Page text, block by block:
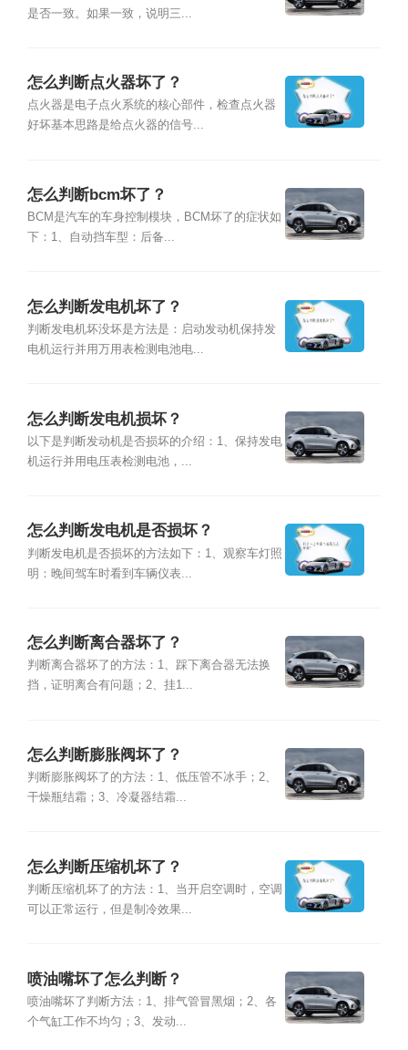
是否一致。如果一致，说明三...
怎么判断点火器坏了？
点火器是电子点火系统的核心部件，检查点火器
好坏基本思路是给点火器的信号...
怎么判断bcm坏了？
BCM是汽车的车身控制模块，BCM坏了的症状如
下：1、自动挡车型：后备...
怎么判断发电机坏了？
判断发电机坏没坏是方法是：启动发动机保持发
电机运行并用万用表检测电池电...
怎么判断发电机损坏？
以下是判断发动机是否损坏的介绍：1、保持发电
机运行并用电压表检测电池，...
怎么判断发电机是否损坏？
判断发电机是否损坏的方法如下：1、观察车灯照
明：晚间驾车时看到车辆仪表...
怎么判断离合器坏了？
判断离合器坏了的方法：1、踩下离合器无法换
挡，证明离合有问题；2、挂1...
怎么判断膨胀阀坏了？
判断膨胀阀坏了的方法：1、低压管不冰手；2、
干燥瓶结霜；3、冷凝器结霜...
怎么判断压缩机坏了？
判断压缩机坏了的方法：1、当开启空调时，空调
可以正常运行，但是制冷效果...
喷油嘴坏了怎么判断？
喷油嘴坏了判断方法：1、排气管冒黑烟；2、各
个气缸工作不均匀；3、发动...